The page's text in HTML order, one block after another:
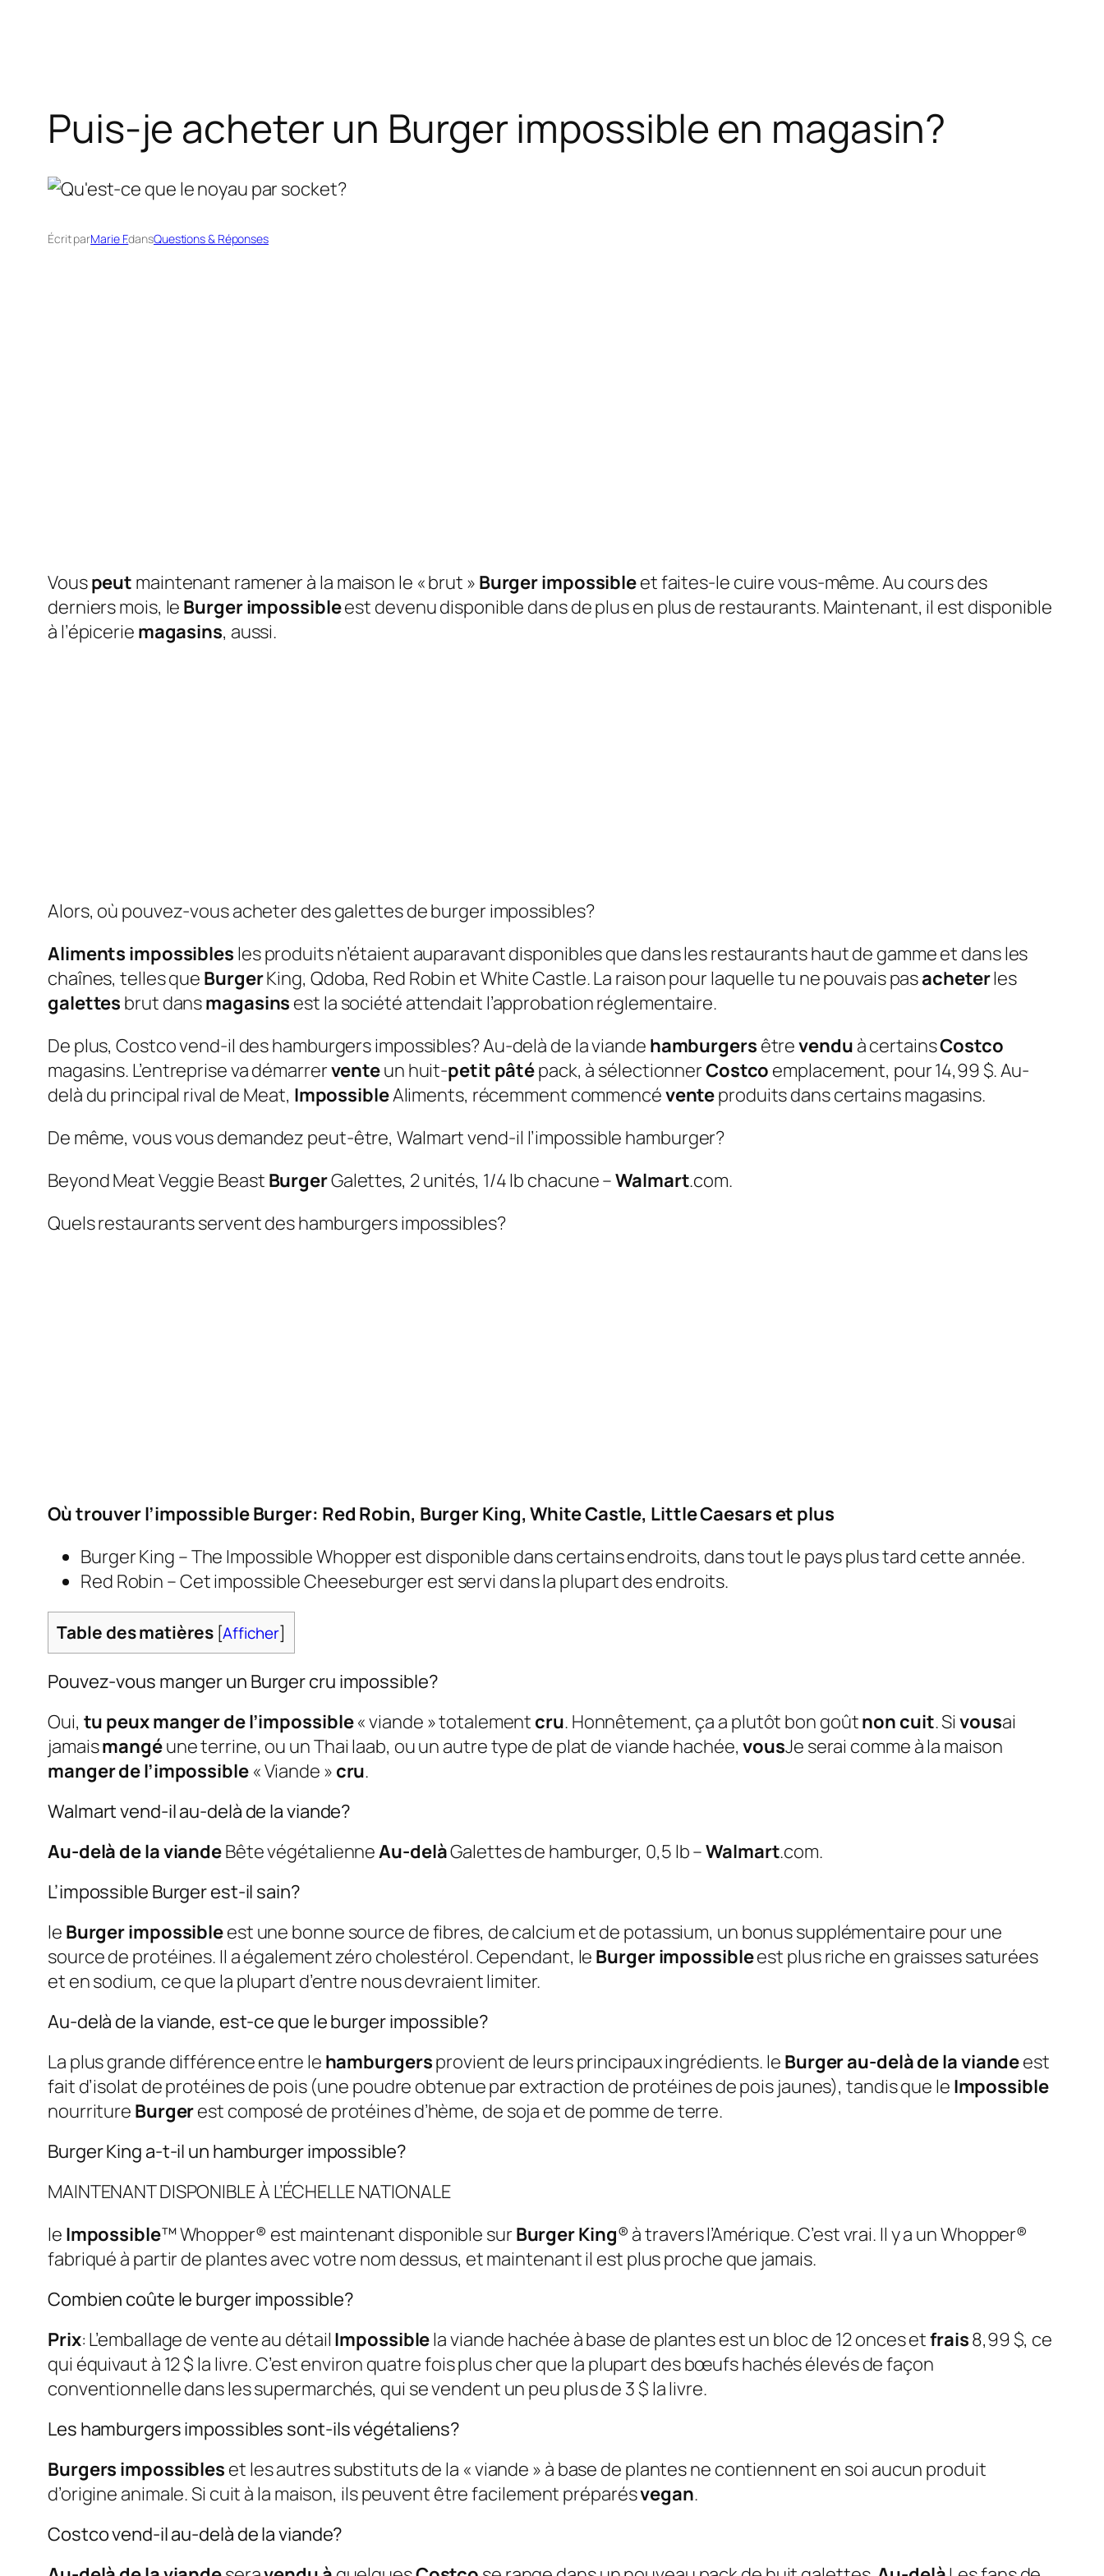
Puis-je acheter un Burger impossible en magasin?
Écrit parMarie F.dansQuestions & Réponses
Vouspeut maintenant ramener à la maison le « brut » Burger impossibleet faites-le cuire vous-même. Au cours des
derniers mois, le Burger impossibleest devenu disponible dans de plus en plus de restaurants. Maintenant, il est disponible
à l’épicerie magasins, aussi.
Alors, où pouvez-vous acheter des galettes de burger impossibles?
Aliments impossibles les produits n’étaient auparavant disponibles que dans les restaurants haut de gamme et dans les
chaînes, telles que BurgerKing, Qdoba, Red Robin et White Castle. La raison pour laquelle tu ne pouvais pasacheterles
galettes brut dansmagasins est la société attendait l’approbation réglementaire.
De plus, Costco vend-il des hamburgers impossibles?Au-delà de la viande hamburgers êtrevendu à certainsCostco
magasins. L’entreprise va démarrerventeun huit-petit pâtépack, à sélectionnerCostco emplacement, pour 14,99 $. Au-
delà du principal rival de Meat, ImpossibleAliments, récemment commencéventeproduits dans certains magasins.
De même, vous vous demandez peut-être, Walmart vend-il l’impossible hamburger?
Beyond Meat Veggie Beast BurgerGalettes, 2 unités, 1/4 lb chacune –Walmart.com.
Quels restaurants servent des hamburgers impossibles?
Où trouver l’impossible Burger: Red Robin, Burger King, White Castle, Little Caesars et plus
Burger King – The Impossible Whopper est disponible dans certains endroits, dans tout le pays plus tard cette année.
Red Robin – Cet impossible Cheeseburger est servi dans la plupart des endroits.
Table des matières [Afficher]
Pouvez-vous manger un Burger cru impossible?
Oui, tu peux manger de l’impossible« viande » totalement cru. Honnêtement, ça a plutôt bon goûtnon cuit. Sivousai
jamaismangéune terrine, ou un Thai laab, ou un autre type de plat de viande hachée,vousJe serai comme à la maison
manger de l’impossible« Viande » cru.
Walmart vend-il au-delà de la viande?
Au-delà de la viandeBête végétalienneAu-delàGalettes de hamburger, 0,5 lb –Walmart.com.
L’impossible Burger est-il sain?
le Burger impossibleest une bonne source de fibres, de calcium et de potassium, un bonus supplémentaire pour une
source de protéines. Il a également zéro cholestérol. Cependant, le Burger impossibleest plus riche en graisses saturées
et en sodium, ce que la plupart d’entre nous devraient limiter.
Au-delà de la viande, est-ce que le burger impossible?
La plus grande différence entre le hamburgersprovient de leurs principaux ingrédients. le Burger au-delà de la viandeest
fait d’isolat de protéines de pois (une poudre obtenue par extraction de protéines de pois jaunes), tandis que le Impossible
nourriture Burgerest composé de protéines d’hème, de soja et de pomme de terre.
Burger King a-t-il un hamburger impossible?
MAINTENANT DISPONIBLE À L’ÉCHELLE NATIONALE
le Impossible™ Whopper® est maintenant disponible sur Burger King® à travers l’Amérique. C’est vrai. Il y a un Whopper®
fabriqué à partir de plantes avec votre nom dessus, et maintenant il est plus proche que jamais.
Combien coûte le burger impossible?
Prix: L’emballage de vente au détail Impossiblela viande hachée à base de plantes est un bloc de 12 onces etfrais8,99 $, ce
qui équivaut à 12 $ la livre. C’est environ quatre fois plus cher que la plupart des bœufs hachés élevés de façon
conventionnelle dans les supermarchés, qui se vendent un peu plus de 3 $ la livre.
Les hamburgers impossibles sont-ils végétaliens?
Burgers impossibles et les autres substituts de la « viande » à base de plantes ne contiennent en soi aucun produit
d’origine animale. Si cuit à la maison, ils peuvent être facilement préparésvegan.
Costco vend-il au-delà de la viande?